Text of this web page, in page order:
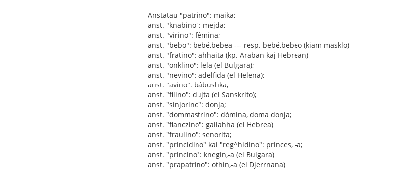
Anstatau "patrino": maika;
anst. "knabino": mejda;
anst. "virino": fémina;
anst. "bebo": bebé,bebea --- resp. bebé,bebeo (kiam masklo)
anst. "fratino": ahhaita (kp. Araban kaj Hebrean)
anst. "onklino": lela (el Bulgara);
anst. "nevino": adelfida (el Helena);
anst. "avino": bábushka;
anst. "filino": dujta (el Sanskrito);
anst. "sinjorino": donja;
anst. "dommastrino": dómina, doma donja;
anst. "fianczino": gailahha (el Hebrea)
anst. "fraulino": senorita;
anst. "princidino" kai "reg^hidino": princes, -a;
anst. "princino": knegin,-a (el Bulgara)
anst. "prapatrino": othin,-a (el Djerrnana)